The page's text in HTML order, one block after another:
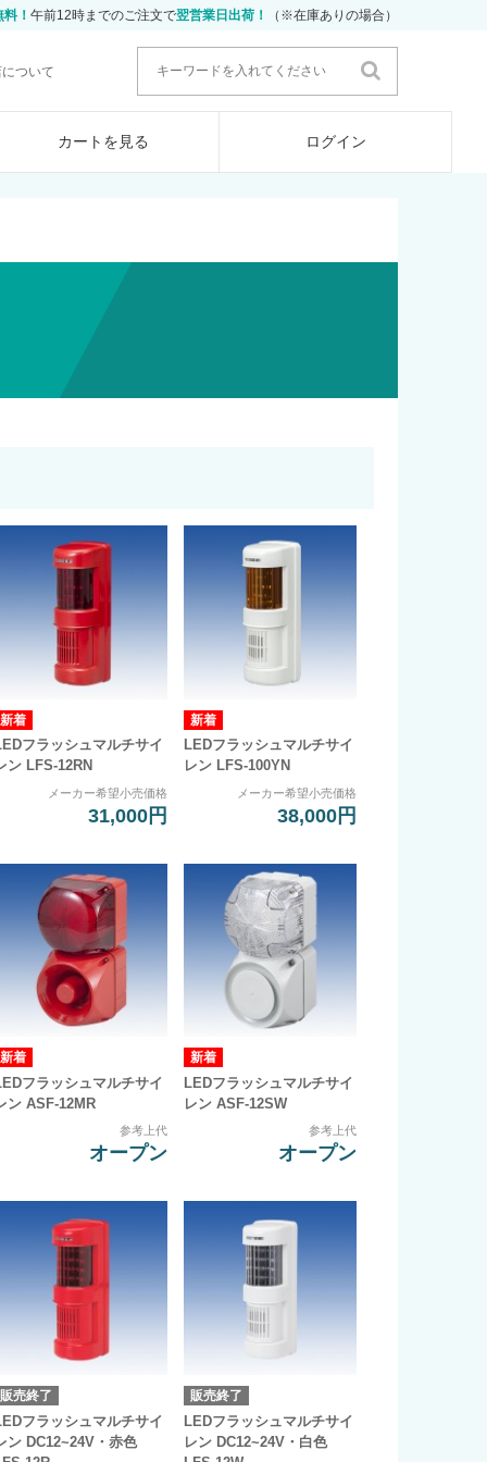
！ 午前12時までのご注文で翌営業日出荷！ （※在庫ありの場合）
ついて
カートを見る ログイン
フラッシュマルチサイ
ン LFS-12RN
メーカー希望小売価格
31,000円
LEDフラッシュマルチサイ
レン LFS-100YN
メーカー希望小売価格
38,000円
フラッシュマルチサイ
ン ASF-12MR
参考上代
オープン
LEDフラッシュマルチサイ
レン ASF-12SW
参考上代
オープン
販売終了
フラッシュマルチサイ
ン DC12~24V・赤色
販売終了
LEDフラッシュマルチサイ
レン DC12~24V・白色